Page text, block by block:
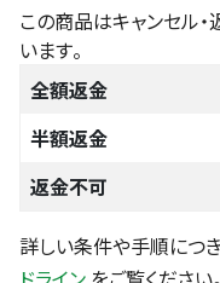
この商品はキャンセル
います。
全額返金
半額返金
返金不可
詳しい条件や手順につ